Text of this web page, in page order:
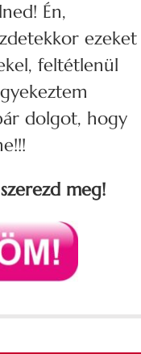
Én,
ezeket
feltétlenül
dolgot, hogy
meg!